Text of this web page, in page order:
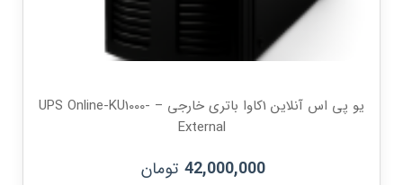
یو پی اس آنلاین 1کاوا باتری خارجی – UPS Online-KU1000-
External
42,000,000 تومان